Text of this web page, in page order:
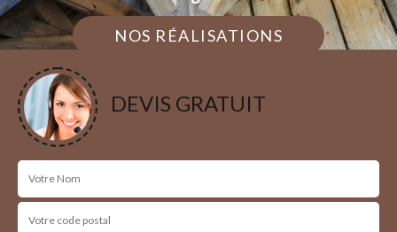
NOS RÉALISATIONS
DEVIS GRATUIT